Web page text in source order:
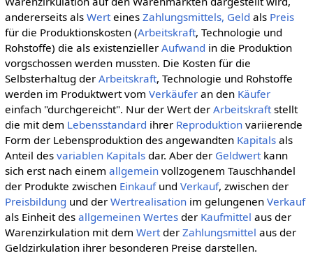
andererseits als Werteines Zahlungsmittels, Geld als Preis
für die Produktionskosten (Arbeitskraft, Technologie und
Rohstoffe) die als existenzieller Aufwand in die Produktion
vorgschossen werden mussten. Die Kosten für die
Selbsterhaltug der Arbeitskraft, Technologie und Rohstoffe
werden im Produktwert vom Verkäuferan den Käufer
einfach "durchgereicht". Nur der Wert der Arbeitskraftstellt
die mit dem Lebensstandard ihrer Reproduktionvariierende
Form der Lebensproduktion des angewandten Kapitalsals
Anteil des variablen Kapitalsdar. Aber der Geldwertkann
sich erst nach einem allgemeinvollzogenem Tauschhandel
der Produkte zwischen Einkaufund Verkauf, zwischen der
Preisbildung und der Wertrealisationim gelungenen Verkauf
als Einheit des allgemeinen Wertesder Kaufmittel aus der
Warenzirkulation mit dem Wertder Zahlungsmittel aus der
Geldzirkulation ihrer besonderen Preise darstellen.